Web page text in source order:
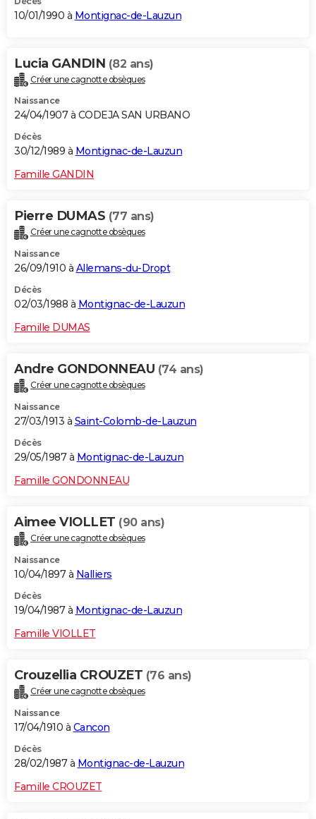
10/01/1990 à Montignac-de-Lauzun
Lucia GANDIN (82 ans)
Créer une cagnotte obsèques
Naissance
24/04/1907 à CODEJA SAN URBANO
Décès
30/12/1989 à Montignac-de-Lauzun
Famille GANDIN
Pierre DUMAS (77 ans)
Créer une cagnotte obsèques
Naissance
26/09/1910 à Allemans-du-Dropt
Décès
02/03/1988 à Montignac-de-Lauzun
Famille DUMAS
Andre GONDONNEAU (74 ans)
Créer une cagnotte obsèques
Naissance
27/03/1913 à Saint-Colomb-de-Lauzun
Décès
29/05/1987 à Montignac-de-Lauzun
Famille GONDONNEAU
Aimee VIOLLET (90 ans)
Créer une cagnotte obsèques
Naissance
10/04/1897 à Nalliers
Décès
19/04/1987 à Montignac-de-Lauzun
Famille VIOLLET
Crouzellia CROUZET (76 ans)
Créer une cagnotte obsèques
Naissance
17/04/1910 à Cancon
Décès
28/02/1987 à Montignac-de-Lauzun
Famille CROUZET